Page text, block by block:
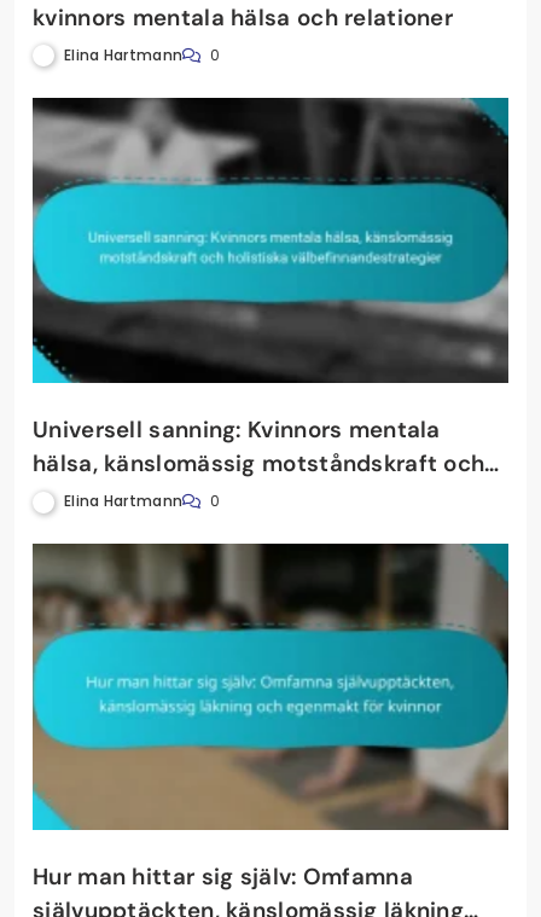
kvinnors mentala hälsa och relationer
Elina Hartmann 0
Universell sanning: Kvinnors mentala
hälsa, känslomässig motståndskraft och
holistiska välbefinnandestrategier
Elina Hartmann 0
Hur man hittar sig själv: Omfamna
självupptäckten, känslomässig läkning